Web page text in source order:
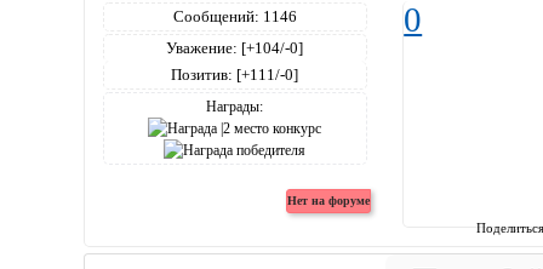
Сообщений: 1146
Уважение: [+104/-0]
Позитив: [+111/-0]
Награды:
0